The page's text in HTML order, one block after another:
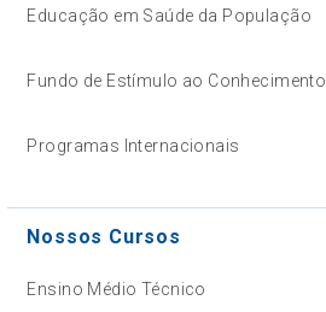
Educação em Saúde da População
Fundo de Estímulo ao Conhecimento
Programas Internacionais
Nossos Cursos
Ensino Médio Técnico